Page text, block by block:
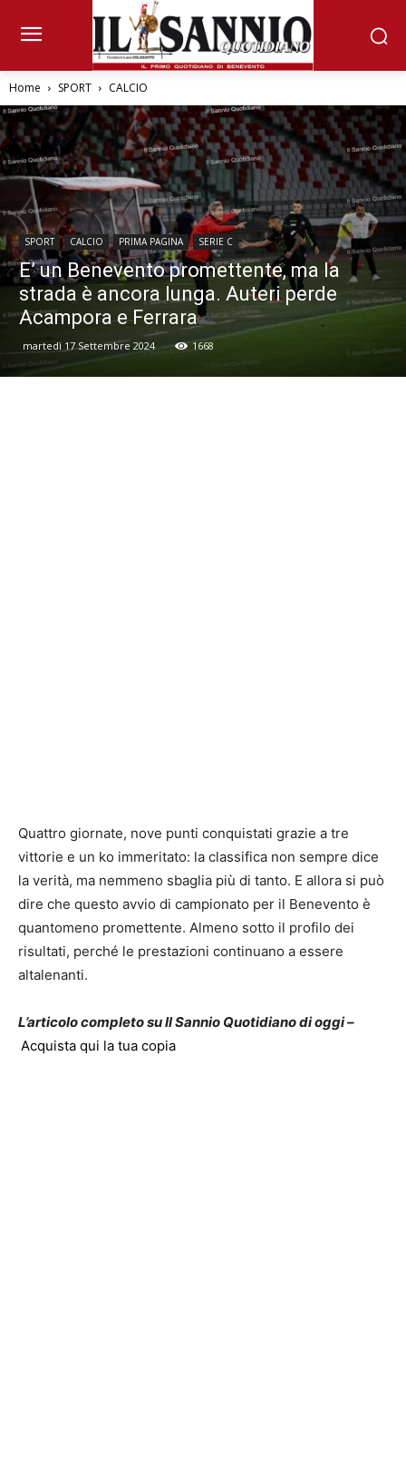
Home SPORT CALCIO
SPORT CALCIO PRIMA PAGINA SERIE C
E’ un Benevento promettente, ma la
strada è ancora lunga. Auteri perde
Acampora e Ferrara
martedì 17 Settembre 2024 1668
Quattro giornate, nove punti conquistati grazie a tre
vittorie e un ko immeritato: la classifica non sempre dice
la verità, ma nemmeno sbaglia più di tanto. E allora si può
dire che questo avvio di campionato per il Benevento è
quantomeno promettente. Almeno sotto il profilo dei
risultati, perché le prestazioni continuano a essere
altalenanti.
L’articolo completo su Il Sannio Quotidiano di oggi –
Acquista qui la tua copia